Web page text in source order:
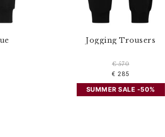
Jogging Trousers
€ 570
€ 285
SUMMER SALE -50%